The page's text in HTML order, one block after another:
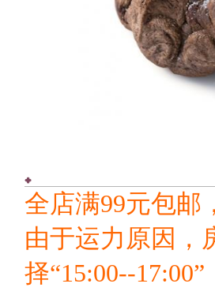
全店满99元包邮
由于运力原因，
择“15:00--